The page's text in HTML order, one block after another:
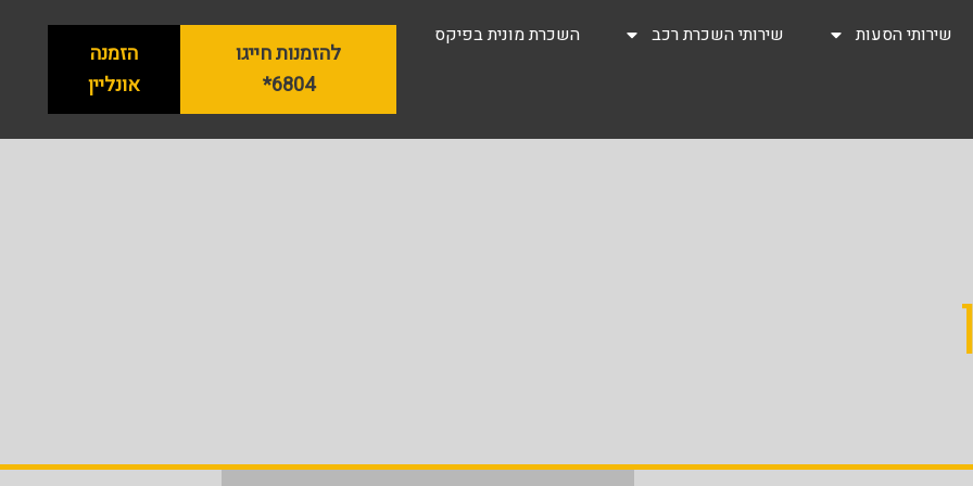
שירותי הסעות שירותי השכרת רכב השכרת מונית בפיקס
להזמנות חייגו
6804*
הזמנה
אונליין